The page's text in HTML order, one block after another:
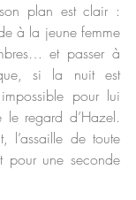
plan est clair :
à la jeune femme
et passer à
si la nuit est
pour lui
regard d’Hazel.
l’assaille de toute
pour une seconde